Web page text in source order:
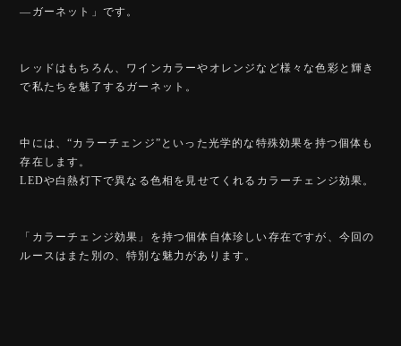
―ガーネット」です。
レッドはもちろん、ワインカラーやオレンジなど様々な色彩と輝き
で私たちを魅了するガーネット。
中には、“カラーチェンジ”といった光学的な特殊効果を持つ個体も
存在します。
LEDや白熱灯下で異なる色相を見せてくれるカラーチェンジ効果。
「カラーチェンジ効果」を持つ個体自体珍しい存在ですが、今回の
ルースはまた別の、特別な魅力があります。